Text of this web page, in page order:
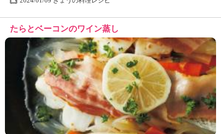
たらとベーコンのワイン蒸し